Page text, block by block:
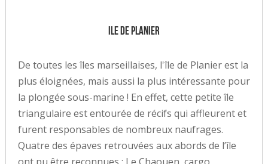
Ile de Planier
De toutes les îles marseillaises, l'île de Planier est la
plus éloignées, mais aussi la plus intéressante pour
la plongée sous-marine ! En effet, cette petite île
triangulaire est entourée de récifs qui affleurent et
furent responsables de nombreux naufrages.
Quatre des épaves retrouvées aux abords de l’île